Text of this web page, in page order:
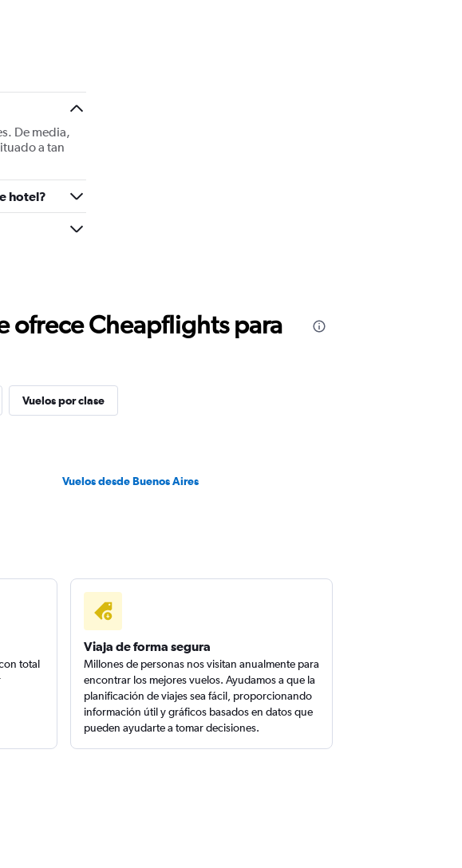
De media,
a tan
hotel?
ofrece Cheapflights para
Vuelos por clase
Vuelos desde Buenos Aires
total
Viaja de forma segura
Millones de personas nos visitan anualmente para
encontrar los mejores vuelos. Ayudamos a que la
planificación de viajes sea fácil, proporcionando
información útil y gráficos basados en datos que
pueden ayudarte a tomar decisiones.